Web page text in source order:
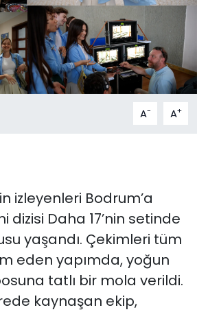
A- A+
izleyenleri Bodrum’a
dizisi Daha 17’nin setinde
yaşandı. Çekimleri tüm
eden yapımda, yoğun
tatlı bir mola verildi.
kaynaşan ekip,